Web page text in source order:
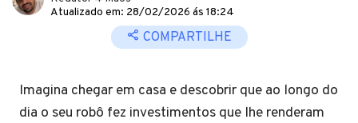
Atualizado em: 28/02/2026 ás 18:24
COMPARTILHE
Imagina chegar em casa e descobrir que ao longo do
dia o seu robô fez investimentos que lhe renderam